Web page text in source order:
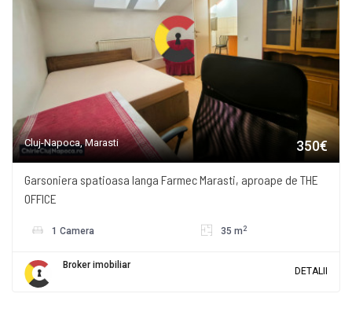
Cluj-Napoca, Marasti 350€
Garsoniera spatioasa langa Farmec Marasti, aproape de THE
OFFICE
1 Camera 35 m 2
Broker imobiliar
DETALII